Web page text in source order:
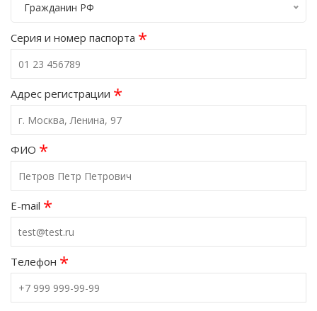
Гражданин РФ
Серия и номер паспорта *
Адрес регистрации *
ФИО *
E-mail *
Телефон *